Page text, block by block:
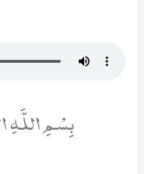
بِسْمِ